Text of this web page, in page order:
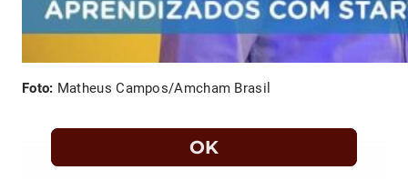
Foto: Matheus Campos/Amcham Brasil